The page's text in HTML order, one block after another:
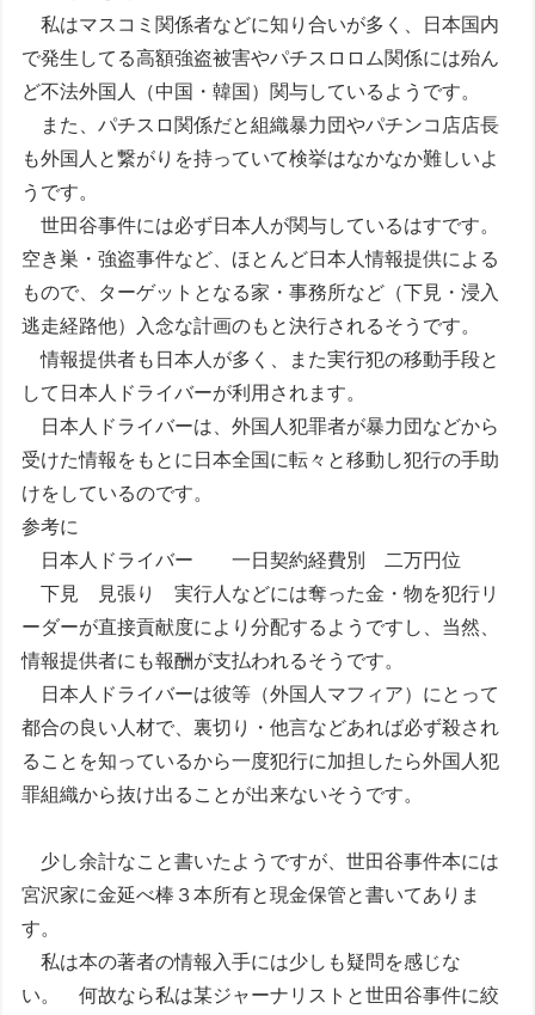
私はマスコミ関係者などに知り合いが多く、日本国内
で発生してる高額強盗被害やパチスロロム関係には殆ん
ど不法外国人（中国・韓国）関与しているようです。
また、パチスロ関係だと組織暴力団やパチンコ店店長
も外国人と繋がりを持っていて検挙はなかなか難しいよ
うです。
世田谷事件には必ず日本人が関与しているはすです。
空き巣・強盗事件など、ほとんど日本人情報提供による
もので、ターゲットとなる家・事務所など（下見・浸入
逃走経路他）入念な計画のもと決行されるそうです。
情報提供者も日本人が多く、また実行犯の移動手段と
して日本人ドライバーが利用されます。
日本人ドライバーは、外国人犯罪者が暴力団などから
受けた情報をもとに日本全国に転々と移動し犯行の手助
けをしているのです。
参考に
日本人ドライバー 一日契約経費別 二万円位
下見 見張り 実行人などには奪った金・物を犯行リ
ーダーが直接貢献度により分配するようですし、当然、
情報提供者にも報酬が支払われるそうです。
日本人ドライバーは彼等（外国人マフィア）にとって
都合の良い人材で、裏切り・他言などあれば必ず殺され
ることを知っているから一度犯行に加担したら外国人犯
罪組織から抜け出ることが出来ないそうです。
少し余計なこと書いたようですが、世田谷事件本には
宮沢家に金延べ棒３本所有と現金保管と書いてありま
す。
私は本の著者の情報入手には少しも疑問を感じな
い。 何故なら私は某ジャーナリストと世田谷事件に絞